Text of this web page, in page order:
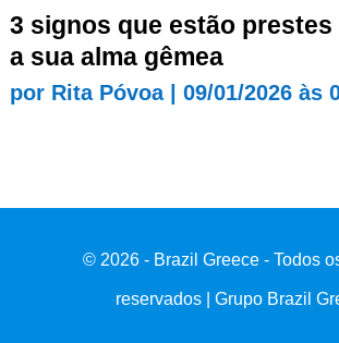
3 signos que estão
a sua alma gêmea
por Rita Póvoa| 09/01/2026 às
© 2026 - Brazil Greece - Todos
reservados | Grupo Brazil